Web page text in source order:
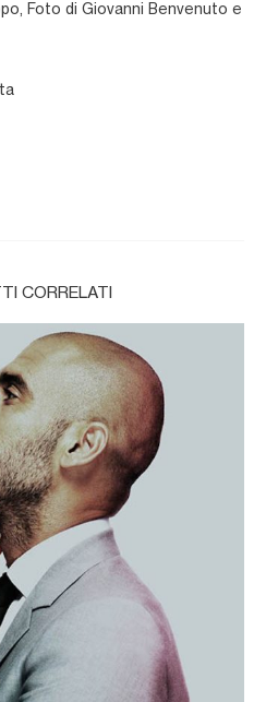
Foto di Giovanni Benvenuto e
CORRELATI